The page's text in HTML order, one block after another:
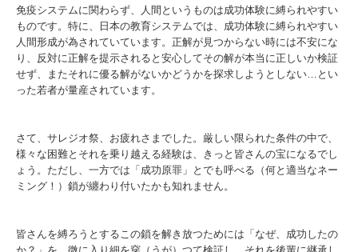
免疫システムに関わらず、人間というものは成功体験に縛られやすい
ものです。特に、日本の教育システムでは、成功体験に縛られやすい
人間形成が為されていています。正解が見つからない時には不安にな
り、反対に正解を提示されると安心してその解が本当に正しいか検証
せず、またそれに優る解がないかどうかを探求しようとしない…とい
った若者が量産されています。
さて、サレジオ祭、お疲れさまでした。厳しい限られた条件の中で、
様々な困難とそれを乗り越える経験は、きっと皆さんの宝になるでし
ょう。ただし、一方では「成功原罪」とでも呼べる（何と適当なネー
ミング！）鎖が纏わり付いたかも知れません。
皆さんを縛ろうとするこの鎖を解き放つためには「なぜ、成功したの